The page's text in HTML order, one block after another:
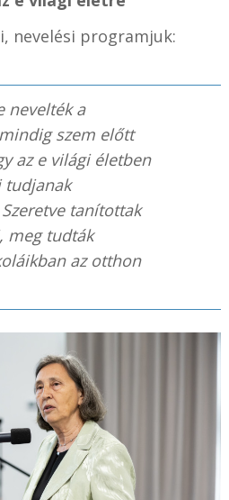
nevelési programjuk:
nevelték a
szem előtt
az e világi életben
tudjanak
tanítottak
meg tudták
az otthon